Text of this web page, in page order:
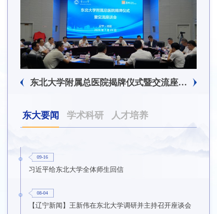
东北大学附属总医院揭牌仪式暨交流座谈会举行
东大要闻 学术科研 人才培养
09-16
习近平给东北大学全体师生回信
08-04
【辽宁新闻】王新伟在东北大学调研并主持召开座谈会